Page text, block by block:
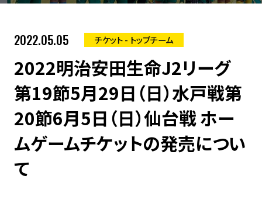
2022.05.05 チケット - トップチーム
2022明治安田生命J2リーグ
第19節5月29日（日）水戸戦第
20節6月5日（日）仙台戦 ホー
ムゲームチケットの発売につい
て